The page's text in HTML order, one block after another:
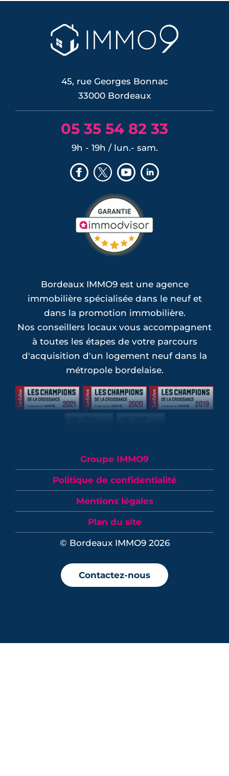
45, rue Georges Bonnac
33000 Bordeaux
05 35 54 82 33
9h - 19h / lun.- sam.
Bordeaux IMMO9 est une agence
immobilière spécialisée dans le neuf et
dans la promotion immobilière.
Nos conseillers locaux vous accompagnent
à toutes les étapes de votre parcours
d'acquisition d'un logement neuf dans la
métropole bordelaise.
Groupe IMMO9
Politique de confidentialité
Mentions légales
Plan du site
© Bordeaux IMMO9 2026
Contactez-nous